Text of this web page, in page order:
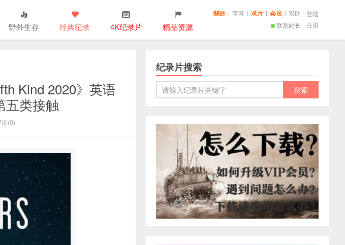
野外生存 经典纪录 4K纪录片 精品资源 联系站长
關於 | 字幕 | 求片 | 会员 | 幫助
登陆
注册
Kind 2020》英语
五类接触
论(0)
纪录片搜索